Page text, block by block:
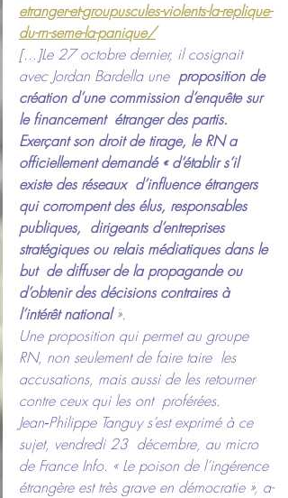
etranger-et-groupuscules-violents-la-replique-
du-rn-seme-la-panique/
[...]Le 27 octobre dernier, il cosignait
avec Jordan Bardella une proposition de
création d’une commission d’enquête sur
le financement  étranger des partis.
Exerçant son droit de tirage, le RN a
officiellement demandé « d’établir s’il
existe des réseaux  d’influence étrangers
qui corrompent des élus, responsables
publiques,  dirigeants d’entreprises
stratégiques ou relais médiatiques dans le
but  de diffuser de la propagande ou
d’obtenir des décisions contraires à
l’intérêt national ».
Une proposition qui permet au groupe
RN, non seulement de faire taire  les
accusations, mais aussi de les retourner
contre ceux qui les ont  proférées.
Jean‑Philippe Tanguy s’est exprimé à ce
sujet, vendredi 23  décembre, au micro
de France Info. « Le poison de l’ingérence
étrangère est très grave en démocratie », a-